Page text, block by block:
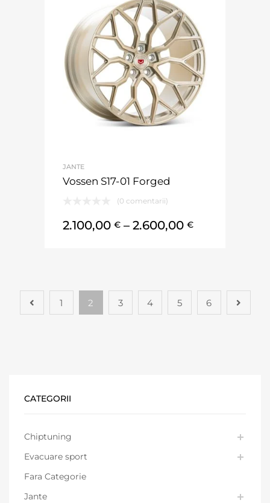
JANTE
Vossen S17-01 Forged
(0 comentarii)
2.100,00 € – 2.600,00 €
1 2 3 4 5 6
CATEGORII
Chiptuning
Evacuare sport
Fara Categorie
Jante